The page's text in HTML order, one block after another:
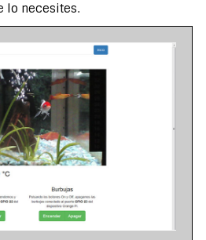
lo necesites.